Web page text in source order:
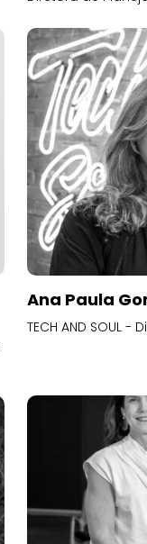
Ana Paula
TECH AND SOUL